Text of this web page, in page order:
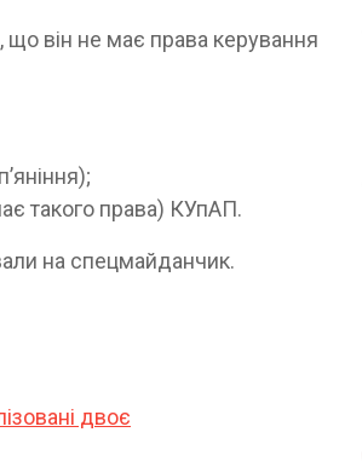
що він не має права керування
такого права) КУпАП.
на спецмайданчик.
двоє